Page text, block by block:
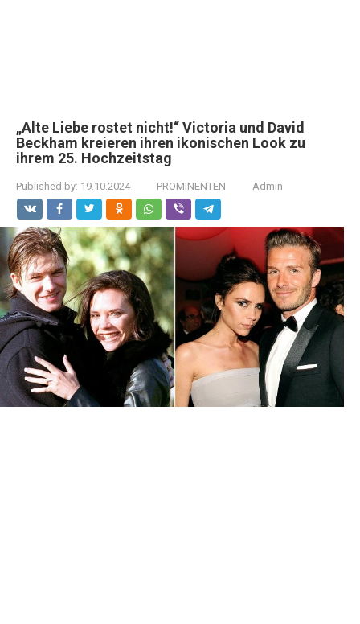
„Alte Liebe rostet nicht!“ Victoria und David
Beckham kreieren ihren ikonischen Look zu
ihrem 25. Hochzeitstag
Published by: 19.10.2024 PROMINENTEN Admin